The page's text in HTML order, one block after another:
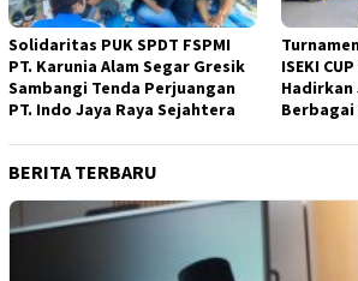
Solidaritas PUK SPDT FSPMI
PT. Karunia Alam Segar Gresik
Sambangi Tenda Perjuangan
PT. Indo Jaya Raya Sejahtera
ISEKI
Hadirkan
BERITA TERBARU